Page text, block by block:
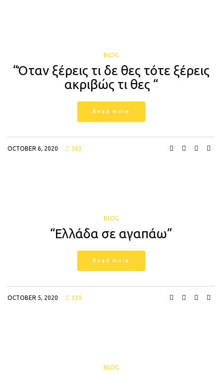
BLOG
“Όταν ξέρεις τι δε θες τότε ξέρεις
ακριβώς τι θες “
Read more
OCTOBER 6, 2020 503
BLOG
“Ελλάδα σε αγαπάω”
Read more
OCTOBER 5, 2020 339
BLOG